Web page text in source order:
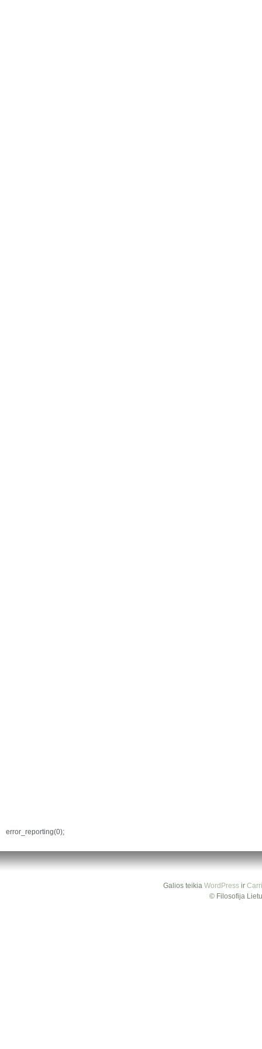
error_reporting(0);
Galios teikia WordPressir
© Filosofija